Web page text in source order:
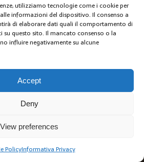
utilizziamo tecnologie come i cookie per
informazioni del dispositivo. Il consenso a
di elaborare dati quali il comportamento di
questo sito. Il mancato consenso o la
influire negativamente su alcune
Accept
Deny
View preferences
PolicyInformativa Privacy
SUIVANT